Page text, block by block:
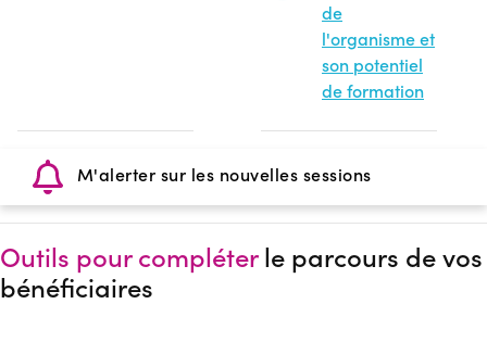
de
l'organisme et
son potentiel
de formation
M'alerter sur les nouvelles sessions
Outils pour compléterle parcours de vos
bénéficiaires